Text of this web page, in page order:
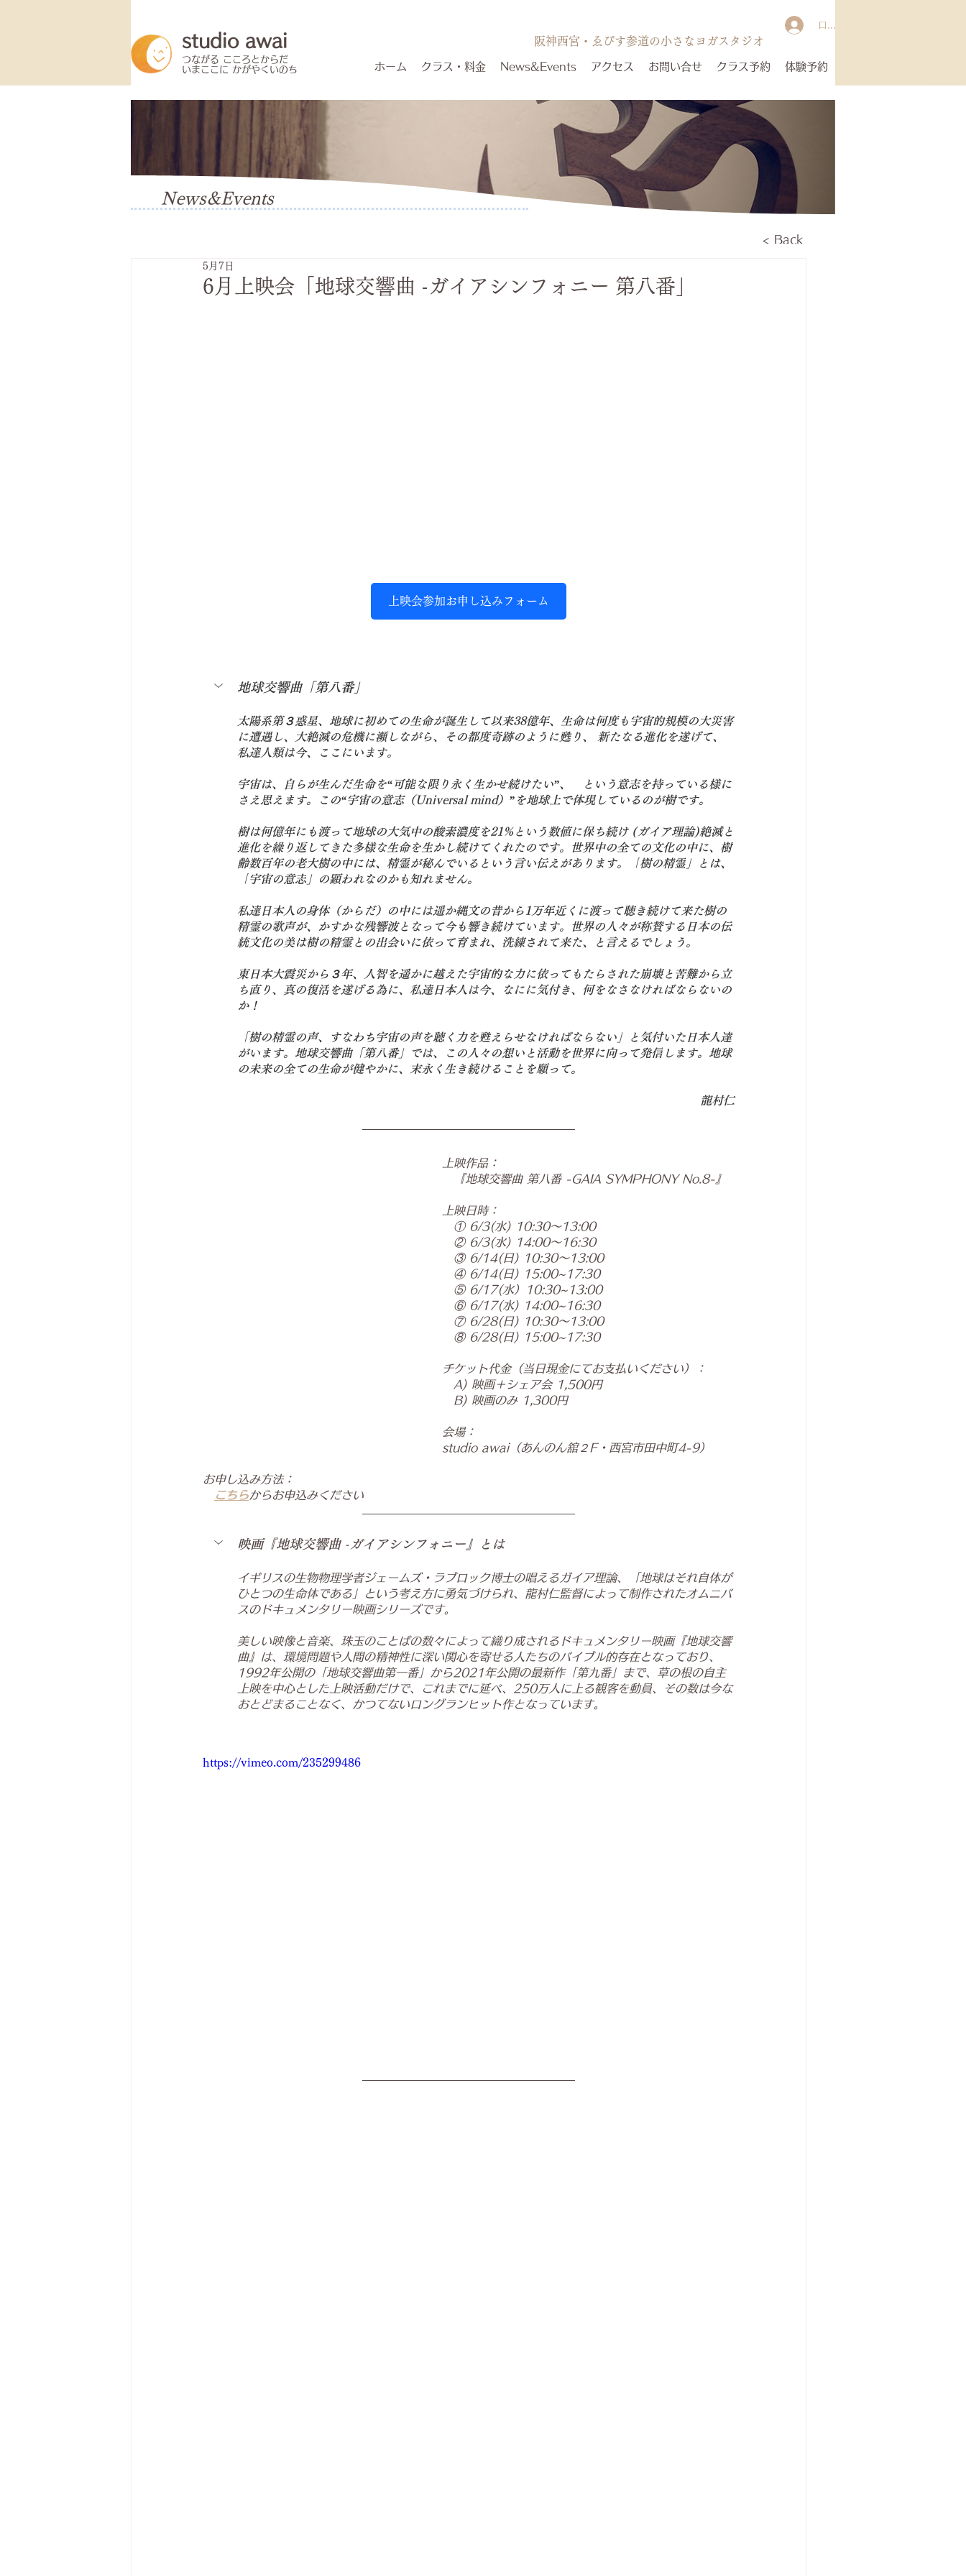
studio awai
​つながる こころとからだ
いまここに かがやくいのち
阪神​西宮・ゑびす参道の小さなヨガスタジオ
ログイン
ホーム クラス・料金 News&Events アクセス お問い合せ クラス予約 体験予約
News&Events
< Back
6月上映会「地球交響曲 -ガイアシンフォニー 第八番」
5月7日
上映会参加お申し込みフォーム
地球交響曲「第八番」
太陽系第３惑星、地球に初めての生命が誕生して以来38億年、生命は何度も宇宙的規模の大災害
に遭遇し、大絶滅の危機に瀕しながら、その都度奇跡のように甦り、 新たなる進化を遂げて、
私達人類は今、ここにいます。
宇宙は、自らが生んだ生命を“ 可能な限り永く生かせ続けたい”、　という意志を持っている様に
さえ思えます。この“宇宙の意志（Universal mind） ”を地球上で体現しているのが樹です。
樹は何億年にも渡って地球の大気中の酸素濃度を21%という数値に保ち続け (ガイア理論)絶滅と
進化を繰り返してきた多様な生命を生かし続けてくれたのです。世界中の全ての文化の中に、樹
齢数百年の老大樹の中には、 精霊が秘んでいるという言い伝えがあります。「樹の精霊 」とは、
「宇宙の意志 」の顕われなのかも知れません。
私達日本人の身体（からだ）の中には遥か縄文の昔から1万年近くに渡って聴き続けて来た樹の
精霊の歌声が、かすかな残響波となって今も響き続けています。世界の人々が称賛する日本の伝
統文化の美は樹の精霊との出会いに依って育まれ、洗練されて来た、と言えるでしょう。
東日本大震災から３年、人智を遥かに越えた宇宙的な力に依ってもたらされた崩壊と苦難から立
ち直り、真の復活 を遂げる為に、私達日本人は今、なにに気付き、何をなさなければならないの
か！
「樹の精霊の声、すなわち宇宙の声を聴く力を甦えらせなければならない」と気付いた日本人達
がいます。 地球交響曲「第八番」 では、この人々の想いと活動を世界に向って発信 します。地球
の未来の全ての生命が健やかに、末永く生き続けることを願って。
龍村仁
上映作品：
『地球交響曲 第八番 -GAIA SYMPHONY No.8-』
上映日時：
① 6/3(水) 10:30〜13:00
② 6/3(水) 14:00〜16:30
③ 6/14(日) 10:30〜13:00
④ 6/14(日) 15:00~17:30
⑤ 6/17(水）10:30~13:00
⑥ 6/17(水) 14:00~16:30
⑦ 6/28(日)
10:30〜13:00
⑧ 6/28(日)
15:00~17:30
チケット代金（当日現金にてお支払いください）：
A) 映画＋シェア会 1,500円
B) 映画のみ 1,300円
会場：
studio awai（あんのん舘２F・西宮市田中町4-9）
お申し込み方法：
こちらからお申込みください
映画『地球交響曲 -ガイアシンフォニー』とは
イギリスの生物物理学者ジェームズ・ラブロック博士の唱えるガイア理論、「地球はそれ自体が
ひとつの生命体である」という考え方に勇気づけられ、龍村仁監督によって制作されたオムニバ
スのドキュメンタリー映画シリーズです。
美しい映像と音楽、珠玉のことばの数々によって織り成されるドキュメンタリー映画『地球交響
曲』は、環境問題や人間の精神性に深い関心を寄せる人たちのバイブル的存在となっており、
1992年公開の「地球交響曲第一番」から2021年公開の最新作「第九番」まで、草の根の自主
上映を中心とした上映活動だけで、これまでに延べ、250万人に上る観客を動員、その数は今な
おとどまることなく、かつてないロングランヒット作となっています。
https://vimeo.com/235299486